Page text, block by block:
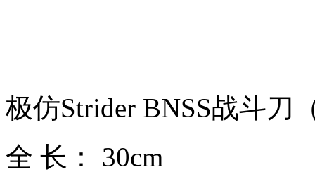
极仿Strider BNSS战斗刀
全 长： 30cm